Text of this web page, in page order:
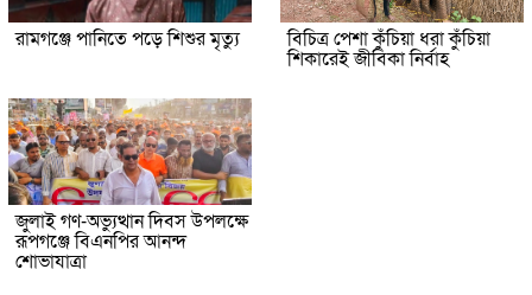
রামগঞ্জে পানিতে পড়ে শিশুর মৃত্যু বিচিত্র পেশা কুঁচিয়া ধরা কুঁচিয়া
শিকারেই জীবিকা নির্বাহ
জুলাই গণ-অভ্যুত্থান দিবস উপলক্ষে
রূপগঞ্জে বিএনপির আনন্দ
শোভাযাত্রা